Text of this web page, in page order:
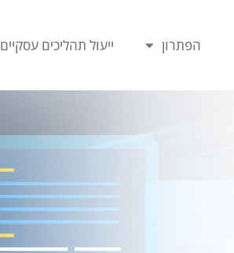
הפתרון ייעול תהליכים עסקיים